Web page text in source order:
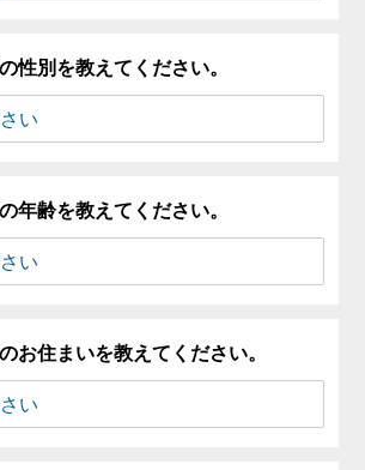
性別を教えてください。
年齢を教えてください。
お住まいを教えてください。